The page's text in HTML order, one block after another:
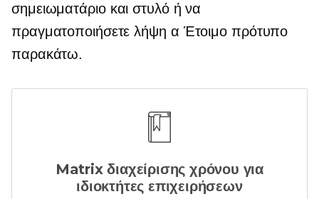
σημειωματάριο και στυλό ή να
πραγματοποιήσετε λήψη α Έτοιμο πρότυπο
παρακάτω.
Matrix διαχείρισης χρόνου για
ιδιοκτήτες επιχειρήσεων